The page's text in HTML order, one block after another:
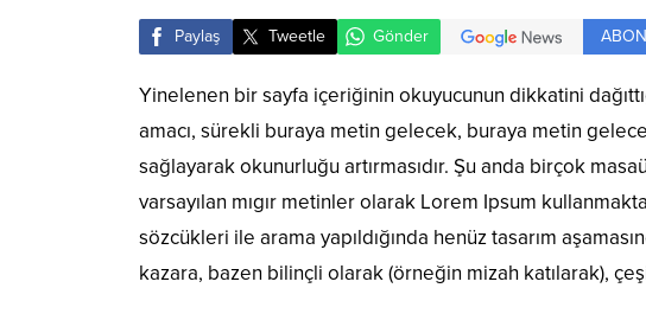
Paylaş Tweetle Gönder
Yinelenen bir sayfa içeriğinin okuyucunun dikkatini
amacı, sürekli buraya metin gelecek, buraya metin
sağlayarak okunurluğu artırmasıdır. Şu anda birçok
varsayılan mıgır metinler olarak Lorem Ipsum
sözcükleri ile arama yapıldığında henüz tasarım
kazara, bazen bilinçli olarak (örneğin mizah katılarak),